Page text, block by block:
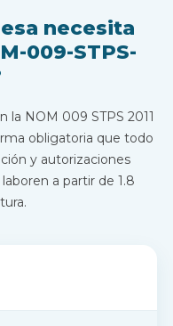
necesita
009-STPS-
la NOM 009 STPS 2011
obligatoria que todo
y autorizaciones
a partir de 1.8